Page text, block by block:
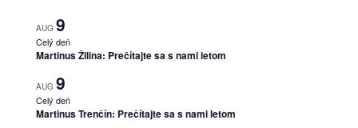
AUG 9
Celý deň
Martinus Žilina: Prečítajte sa s nami letom
AUG 9
Celý deň
Martinus Trenčín: Prečítajte sa s nami letom